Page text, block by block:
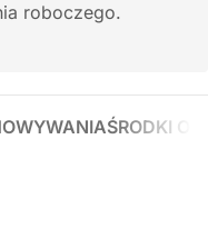
roboczego.
ŚRODKI